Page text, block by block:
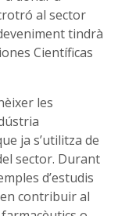
al sector
tindrà
Científicas
les
ja s’utilitza de
sector. Durant
d’estudis
contribuir al